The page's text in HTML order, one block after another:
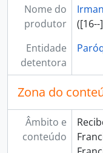
Nome do
produtor
([16--
Entidade
detentora
Zona do
Âmbito e
conteúdo